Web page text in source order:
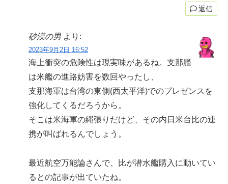
返信
砂漠の男 より:
2023年9月2日 16:52
海上衝突の危険性は現実味があるね。支那艦
は米艦の進路妨害を数回やったし、
支那海軍は台湾の東側(西太平洋)でのプレゼンスを
強化してくるだろうから。
そこは米海軍の縄張りだけど、その内日米台比の連
携が叫ばれるんでしょう。
最近航空万能論さんで、比が潜水艦購入に動いてい
るとの記事が出ていたね。